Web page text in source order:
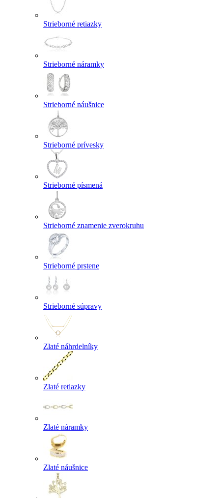
Strieborné retiazky
Strieborné náramky
Strieborné náušnice
Strieborné prívesky
Strieborné písmená
Strieborné znamenie zverokruhu
Strieborné prstene
Strieborné súpravy
Zlaté náhrdelníky
Zlaté retiazky
Zlaté náramky
Zlaté náušnice